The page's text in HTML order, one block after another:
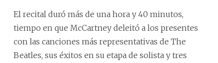
El recital duró más de una hora y 40 minutos,
tiempo en que McCartney deleitó a los presentes
con las canciones más representativas de The
Beatles, sus éxitos en su etapa de solista y tres